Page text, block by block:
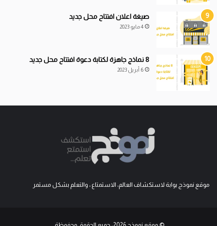
صيغة اعلان افتتاح محل جديد
4 مايو 2023
8 نماذج جاهزة لكتابة دعوة افتتاح محل جديد
6 أبريل 2023
موقع نموذج بوابة لاستكشاف العالم، الاستمتاع ، والتعلم بشكل مستمر